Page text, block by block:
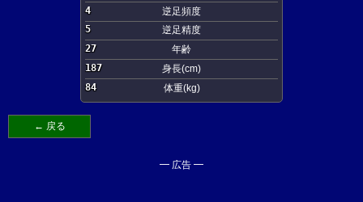
4
逆足頻度
5
逆足精度
27
年齢
187
身長(cm)
84
体重(kg)
← 戻る
━ 広告 ━